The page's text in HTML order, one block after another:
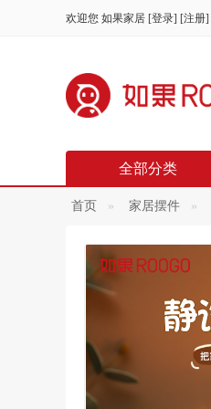
欢迎您 如果家居 [登录] [注册]
全部分类
首页 家居摆件